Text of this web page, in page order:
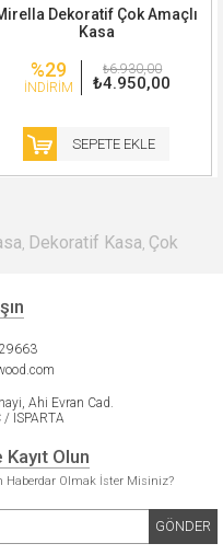
Dekoratif Çok Amaçlı
Kasa
%29
İNDIRIM ₺4.950,00
₺6.930,00
SEPETE EKLE
Dekoratif Kasa Çok
Ahi Evran Cad.
/ ISPARTA
Olun
Haberdar Olmak İster Misiniz?
GÖNDER